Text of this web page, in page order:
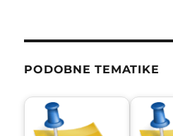
PODOBNE TEMATIKE